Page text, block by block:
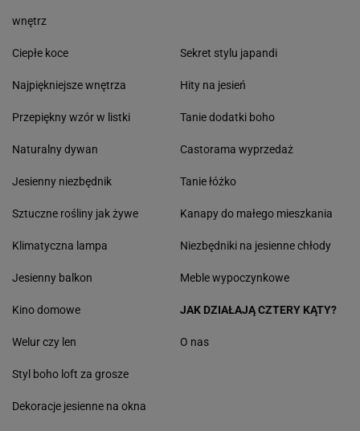
wnętrz
Ciepłe koce
Najpiękniejsze wnętrza
Przepiękny wzór w listki
Naturalny dywan
Jesienny niezbędnik
Sztuczne rośliny jak żywe
Klimatyczna lampa
Jesienny balkon
Sekret stylu japandi
Hity na jesień
Tanie dodatki boho
Castorama wyprzedaż
Tanie łóżko
Kanapy do małego mieszkania
Niezbędniki na jesienne chłody
Meble wypoczynkowe
Kino domowe
Welur czy len
Styl boho loft za grosze
Dekoracje jesienne na okna
JAK DZIAŁAJĄ CZTERY KĄTY?
O nas